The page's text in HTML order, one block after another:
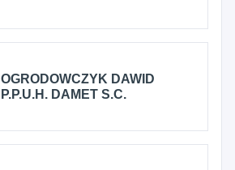
OGRODOWCZYK DAWID
P.P.U.H. DAMET S.C.